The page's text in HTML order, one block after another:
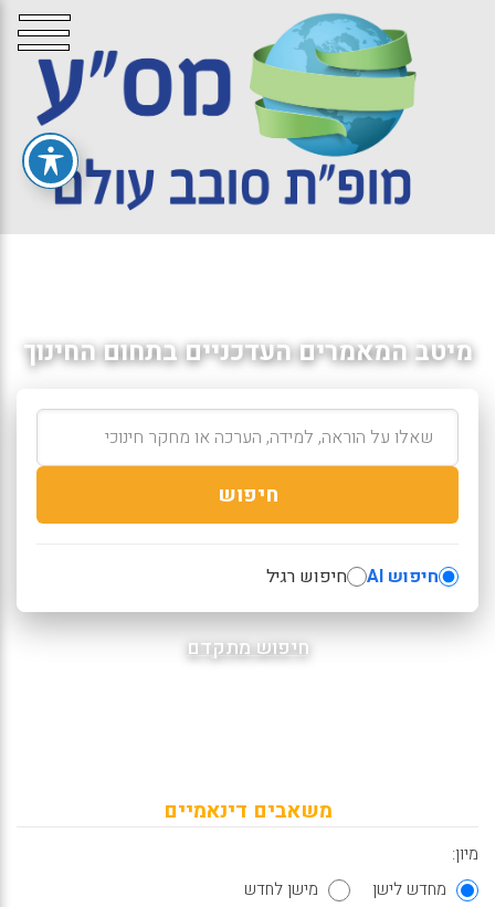
מיטב המאמרים העדכניים בתחום החינוך
חיפוש
חיפוש AI חיפוש רגיל
חיפוש מתקדם
משאבים דינאמיים
מיון:
מחדש לישן
מישן לחדש